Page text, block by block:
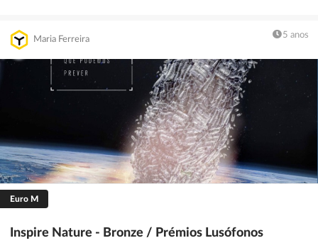
Maria Ferreira 5 anos
Euro M
Inspire Nature - Bronze / Prémios Lusófonos